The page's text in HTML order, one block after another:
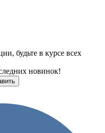
будьте в курсе всех
новинок!